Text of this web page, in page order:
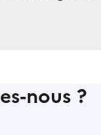
nous ?